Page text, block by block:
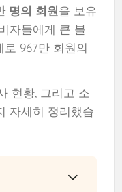
명의 회원을 보유
자들에게 큰 불
967만 회원의
현황, 그리고 소
자세히 정리했습